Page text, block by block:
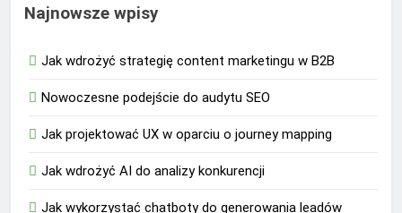
Najnowsze wpisy
Jak wdrożyć strategię content marketingu w B2B
Nowoczesne podejście do audytu SEO
Jak projektować UX w oparciu o journey mapping
Jak wdrożyć AI do analizy konkurencji
Jak wykorzystać chatboty do generowania leadów